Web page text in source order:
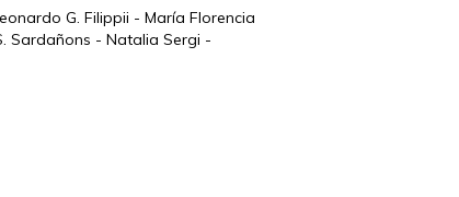
G. Filippii - María Florencia
Sardañons - Natalia Sergi -